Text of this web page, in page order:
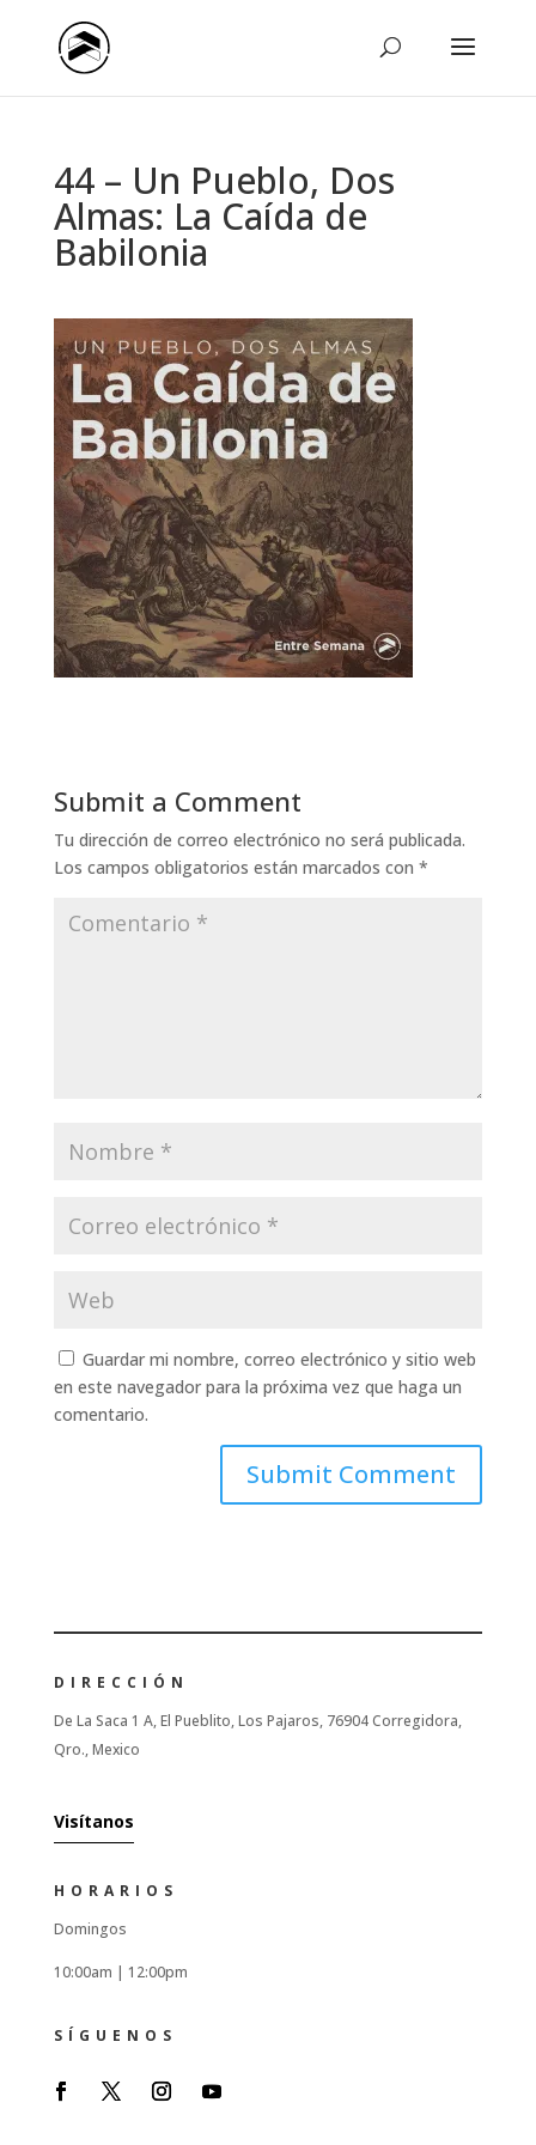
44 – Un Pueblo, Dos
Almas: La Caída de
Babilonia
Submit a Comment
Tu dirección de correo electrónico no será publicada.
Los campos obligatorios están marcados con *
Guardar mi nombre, correo electrónico y sitio web
en este navegador para la próxima vez que haga un
comentario.
DIRECCIÓN
De La Saca 1 A, El Pueblito, Los Pajaros, 76904 Corregidora,
Qro., Mexico
Visítanos
HORARIOS
Domingos
10:00am | 12:00pm
SÍGUENOS